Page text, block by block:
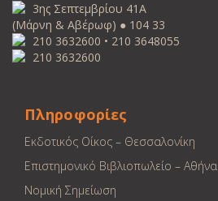
3ης Σεπτεμβρίου 41Α
(Μάρνη & Αβέρωφ) ● 104 33
210 3632600 • 210 3648055
210 3632600
Πληροφορίες
Εκδοτικός Οίκος – Θεσσαλονίκη
Επιστημονικό Βιβλιοπωλείο – Αθήνα
Νομική Σημείωση